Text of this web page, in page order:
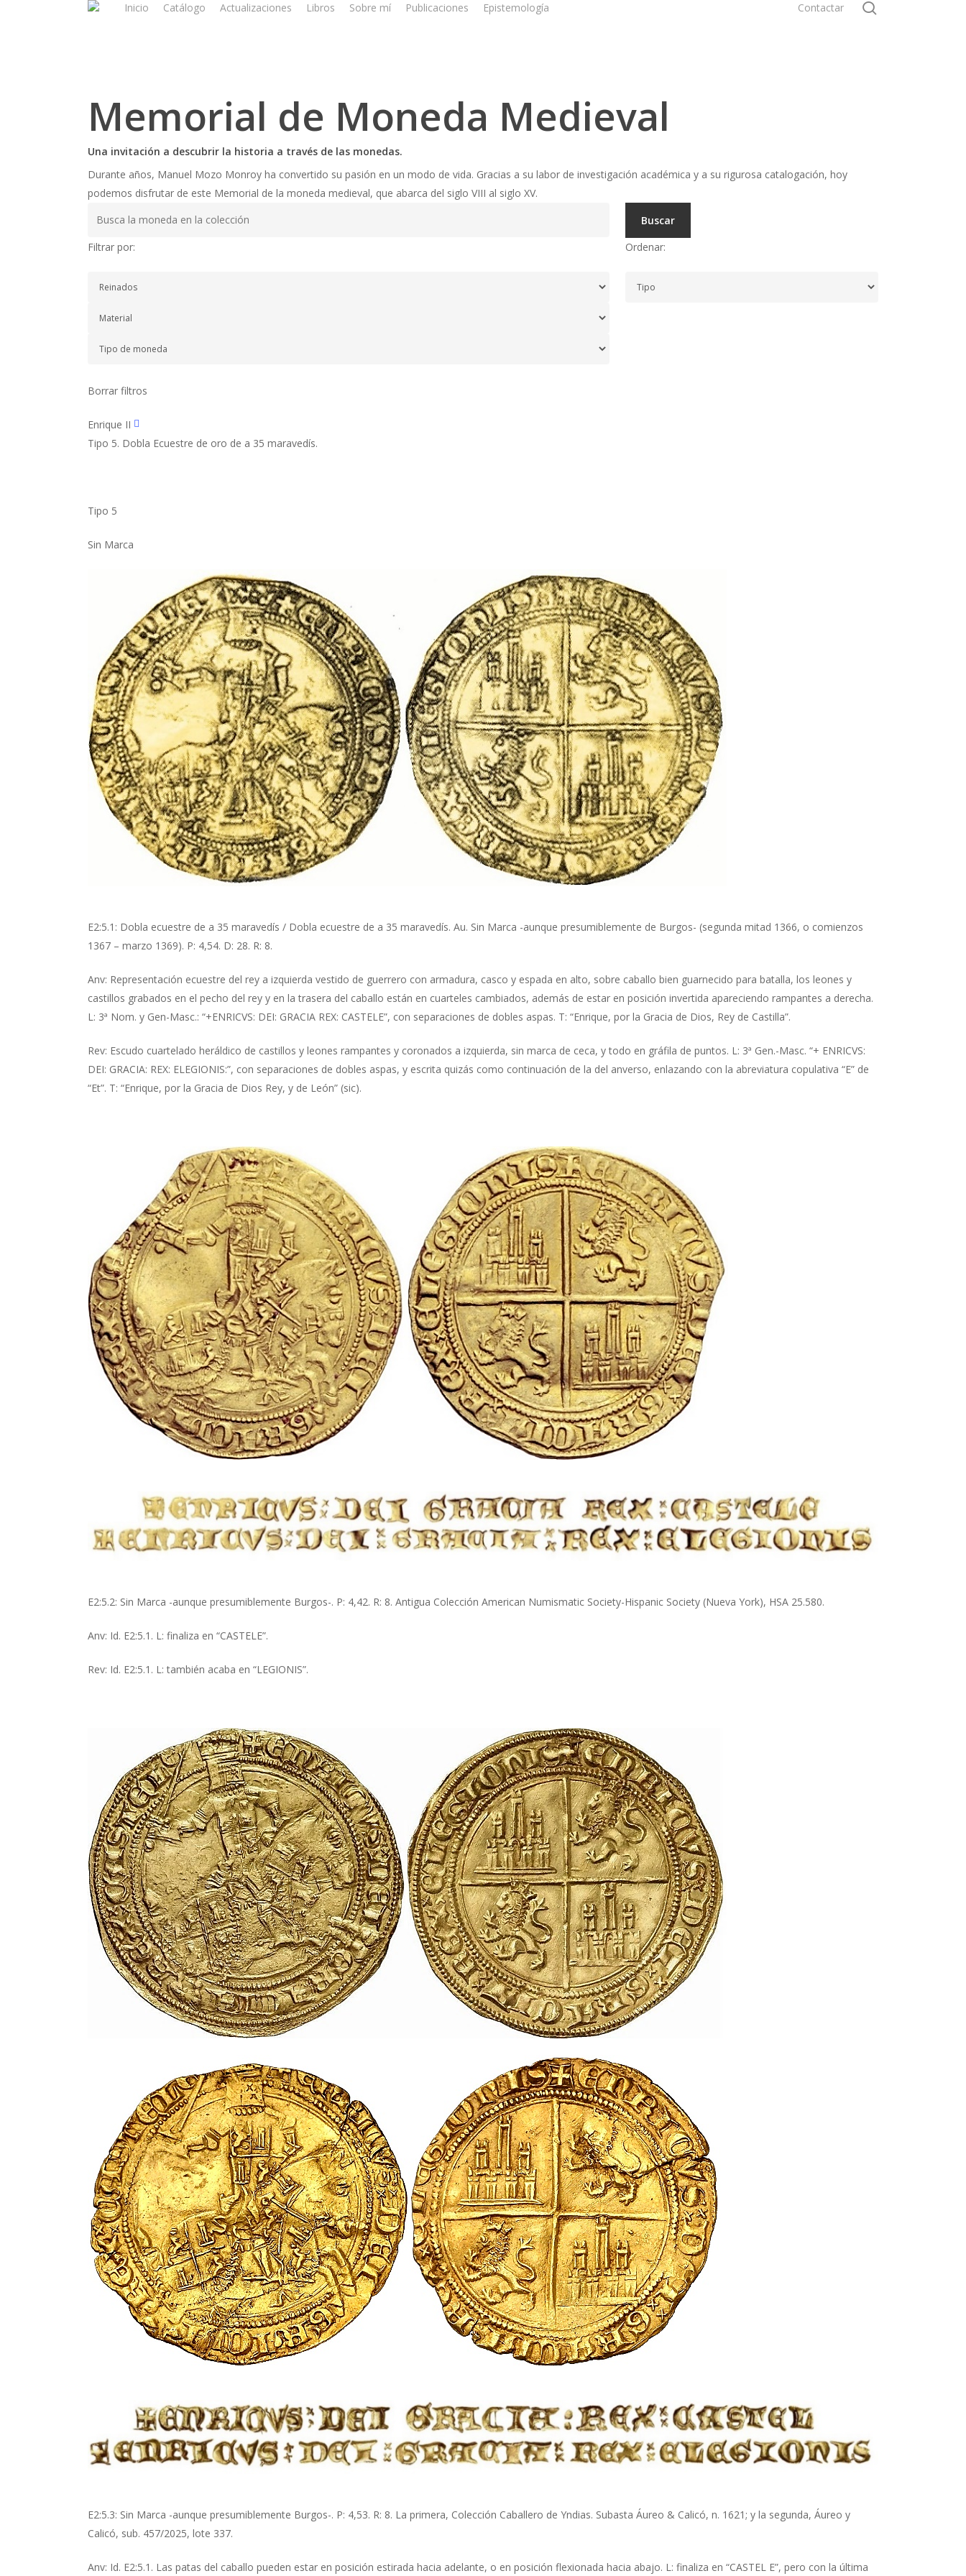
Inicio Catálogo Actualizaciones Libros Sobre mí Publicaciones Epistemología Contactar
Memorial de Moneda Medieval
Una invitación a descubrir la historia a través de las monedas.
Durante años, Manuel Mozo Monroy ha convertido su pasión en un modo de vida. Gracias a su labor de investigación académica y a su rigurosa catalogación, hoy
podemos disfrutar de este Memorial de la moneda medieval, que abarca del siglo VIII al siglo XV.
Buscar
Filtrar por:
Ordenar:
Borrar filtros
Enrique II
Tipo 5. Dobla Ecuestre de oro de a 35 maravedís.
Tipo 5
Sin Marca
E2:5.1: Dobla ecuestre de a 35 maravedís / Dobla ecuestre de a 35 maravedís. Au. Sin Marca -aunque presumiblemente de Burgos- (segunda mitad 1366, o comienzos
1367 – marzo 1369). P: 4,54. D: 28. R: 8.
Anv: Representación ecuestre del rey a izquierda vestido de guerrero con armadura, casco y espada en alto, sobre caballo bien guarnecido para batalla, los leones y
castillos grabados en el pecho del rey y en la trasera del caballo están en cuarteles cambiados, además de estar en posición invertida apareciendo rampantes a derecha.
L: 3ª Nom. y Gen-Masc.: “+ENRICVS: DEI: GRACIA REX: CASTELE”, con separaciones de dobles aspas. T: “Enrique, por la Gracia de Dios, Rey de Castilla”.
Rev: Escudo cuartelado heráldico de castillos y leones rampantes y coronados a izquierda, sin marca de ceca, y todo en gráfila de puntos. L: 3ª Gen.-Masc. “+ ENRICVS:
DEI: GRACIA: REX: ELEGIONIS:”, con separaciones de dobles aspas, y escrita quizás como continuación de la del anverso, enlazando con la abreviatura copulativa “E” de
“Et”. T: “Enrique, por la Gracia de Dios Rey, y de León” (sic).
E2:5.2: Sin Marca -aunque presumiblemente Burgos-. P: 4,42. R: 8. Antigua Colección American Numismatic Society-Hispanic Society (Nueva York), HSA 25.580.
Anv: Id. E2:5.1. L: finaliza en “CASTELE”.
Rev: Id. E2:5.1. L: también acaba en “LEGIONIS”.
E2:5.3: Sin Marca -aunque presumiblemente Burgos-. P: 4,53. R: 8. La primera, Colección Caballero de Yndias. Subasta Áureo & Calicó, n. 1621; y la segunda, Áureo y
Calicó, sub. 457/2025, lote 337.
Anv: Id. E2:5.1. Las patas del caballo pueden estar en posición estirada hacia adelante, o en posición flexionada hacia abajo. L: finaliza en “CASTEL E”, pero con la última